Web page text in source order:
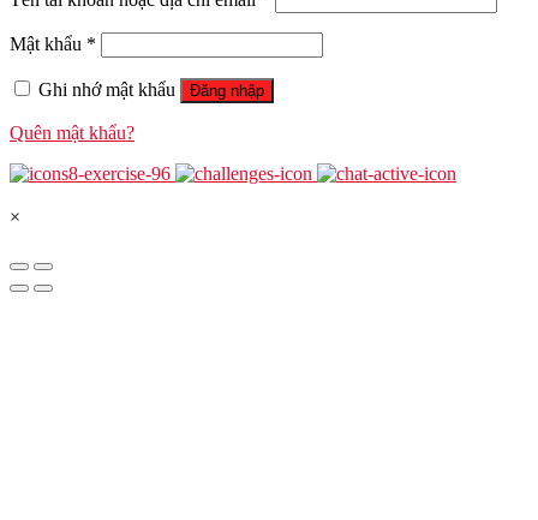
Mật khẩu *
Ghi nhớ mật khẩu Đăng nhập
Quên mật khẩu?
×